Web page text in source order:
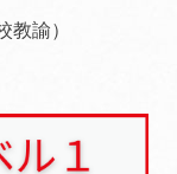
教諭）